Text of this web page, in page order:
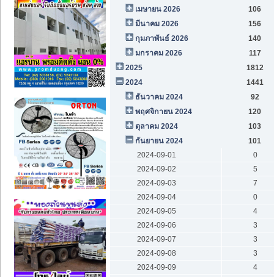
เมษายน 2026
106
มีนาคม 2026
156
กุมภาพันธ์ 2026
140
มกราคม 2026
117
2025
1812
2024
1441
ธันวาคม 2024
92
พฤศจิกายน 2024
120
ตุลาคม 2024
103
กันยายน 2024
101
2024-09-01
0
2024-09-02
5
2024-09-03
7
2024-09-04
0
2024-09-05
4
2024-09-06
3
2024-09-07
3
2024-09-08
3
2024-09-09
4